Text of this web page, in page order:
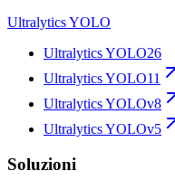
Ultralytics YOLO
Ultralytics YOLO26
Ultralytics YOLO11
Ultralytics YOLOv8
Ultralytics YOLOv5
Soluzioni